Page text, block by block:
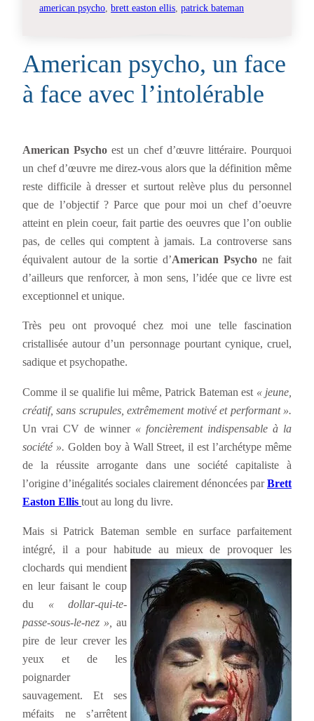
american psycho brett easton ellis patrick bateman
American psycho, un face
à face avec l’intolérable
American Psychoest un chef d’œuvre littéraire. Pourquoi
un chef d’œuvre me direz-vous alors que la définition même
reste difficile à dresser et surtout relève plus du personnel
que de l’objectif ? Parce que pour moi un chef d’oeuvre
atteint en plein coeur, fait partie des oeuvres que l’on oublie
pas, de celles qui comptent à jamais. La controverse sans
équivalent autour de la sortie d’American Psycho ne fait
d’ailleurs que renforcer, à mon sens, l’idée que ce livre est
exceptionnel et unique.
Très peu ont provoqué chez moi une telle fascination
cristallisée autour d’un personnage pourtant cynique, cruel,
sadique et psychopathe.
Comme il se qualifie lui même, Patrick Bateman est « jeune,
créatif, sans scrupules, extrêmement motivé et performant ».
Un vrai CV de winner « foncièrement indispensable à la
société ». Golden boy à Wall Street, il est l’archétype même
de la réussite arrogante dans une société capitaliste à
l’origine d’inégalités sociales clairement dénoncées parBrett
Easton Ellis tout au long du livre.
Mais si Patrick Bateman semble en surface parfaitement
intégré, il a pour habitude au mieux de provoquer les
clochards qui mendient
en leur faisant le coup
du « dollar-qui-te-
passe-sous-le-nez », au
pire de leur crever les
yeux et de les
poignarder
sauvagement. Et ses
méfaits ne s’arrêtent